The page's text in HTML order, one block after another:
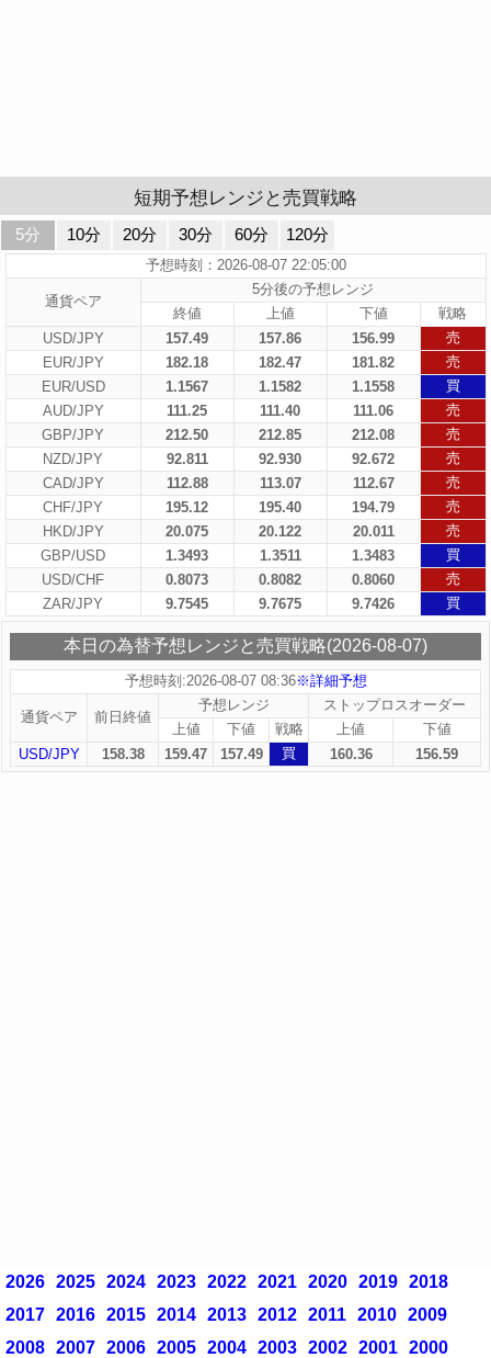
短期予想レンジと売買戦略
5分 10分 20分 30分 60分 120分
予想時刻：2026-08-07 22:05:00
通貨ペア
5分後の予想レンジ
終値
上値 下値
戦略
USD/JPY
157.49 157.86 156.99
売
EUR/JPY
182.18 182.47 181.82
売
EUR/USD
1.1567 1.1582 1.1558
買
AUD/JPY
111.25 111.40 111.06
売
GBP/JPY
212.50 212.85 212.08
売
NZD/JPY
92.811 92.930 92.672
売
CAD/JPY
112.88 113.07 112.67
売
CHF/JPY
195.12 195.40 194.79
売
HKD/JPY
20.075 20.122 20.011
売
GBP/USD
1.3493 1.3511 1.3483
買
USD/CHF
0.8073 0.8082 0.8060
売
ZAR/JPY
9.7545 9.7675 9.7426 買
本日の為替予想レンジと売買戦略(2026-08-07)
予想時刻:2026-08-07 08:36※詳細予想
通貨ペア 前日終値
予想レンジ
ストップロスオーダー
上値
下値 戦略 上値
下値
USD/JPY
158.38 159.47 157.49 買 160.36 156.59
2026 2025 2024 2023 2022 2021 2020 2019 2018
2017 2016 2015 2014 2013 2012 2011 2010 2009
2008 2007 2006 2005 2004 2003 2002 2001 2000